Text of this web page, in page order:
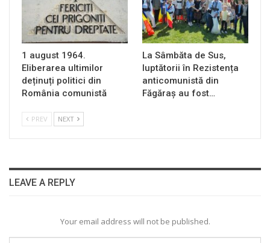
1 august 1964.
Eliberarea ultimilor
deținuți politici din
România comunistă
La Sâmbăta de Sus,
luptătorii în Rezistența
anticomunistă din
Făgăraș au fost…
PREV NEXT
LEAVE A REPLY
Your email address will not be published.